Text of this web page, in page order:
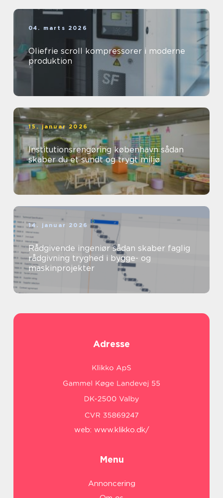
04. marts 2026
Oliefrie scroll kompressorer i moderne
produktion
15. januar 2026
Institutionsrengøring københavn sådan
skaber du et sundt og trygt miljø
14. januar 2026
Rådgivende ingeniør sådan skaber faglig
rådgivning tryghed i bygge- og
maskinprojekter
Adresse
web: www.klikko.dk/
Menu
Annoncering